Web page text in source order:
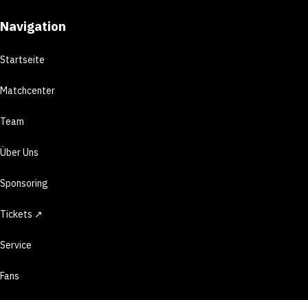
Navigation
Startseite
Matchcenter
Team
Über Uns
Sponsoring
Tickets ↗
Service
Fans